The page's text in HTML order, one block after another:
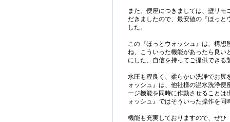
また、便座につきましては、壁リモ
だきましたので、最安値の『ほっと
した。
この『ほっとウォッシュ』は、構想
ね、こういった機能があったら良い
にした、自信を持ってご提供できる
水圧も程良く、柔らかい洗浄でお尻
ォッシュ』は、他社様の温水洗浄便
ージ機能を同時に作動させることは
ォッシュ』ではそういった操作を同
機能も充実しておりますので、ぜひ